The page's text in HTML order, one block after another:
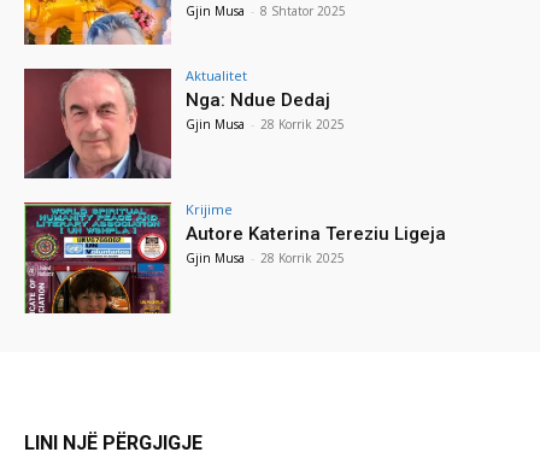
Gjin Musa - 8 Shtator 2025
Aktualitet
Nga: Ndue Dedaj
Gjin Musa - 28 Korrik 2025
Krijime
Autore Katerina Tereziu Ligeja
Gjin Musa - 28 Korrik 2025
LINI NJË PËRGJIGJE